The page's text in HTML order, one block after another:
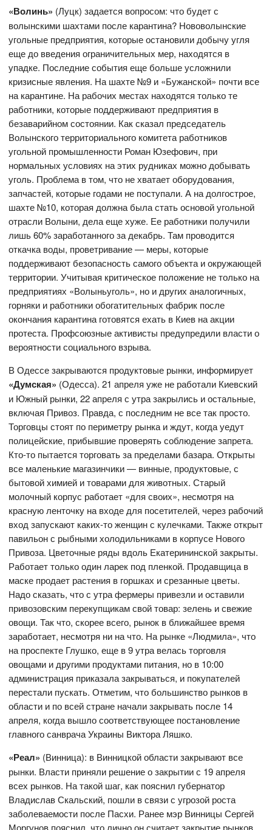
«Волинь» (Луцк) задается вопросом: что будет с
волынскими шахтами после карантина? Нововолынские
угольные предприятия, которые остановили добычу угля
еще до введения ограничительных мер, находятся в
упадке. Последние события еще больше усложнили
кризисные явления. На шахте №9 и «Бужанской» почти все
на карантине. На рабочих местах находятся только те
работники, которые поддерживают предприятия в
безаварийном состоянии. Как сказал председатель
Волынского территориального комитета работников
угольной промышленности Роман Юзефович, при
нормальных условиях на этих рудниках можно добывать
уголь. Проблема в том, что не хватает оборудования,
запчастей, которые годами не поступали. А на долгострое,
шахте №10, которая должна была стать основой угольной
отрасли Волыни, дела еще хуже. Ее работники получили
лишь 60% заработанного за декабрь. Там проводится
откачка воды, проветривание — меры, которые
поддерживают безопасность самого объекта и окружающей
территории. Учитывая критическое положение не только на
предприятиях «Волыньуголь», но и других аналогичных,
горняки и работники обогатительных фабрик после
окончания карантина готовятся ехать в Киев на акции
протеста. Профсоюзные активисты предупредили власти о
вероятности социального взрыва.
В Одессе закрываются продуктовые рынки, информирует
«Думская» (Одесса). 21 апреля уже не работали Киевский
и Южный рынки, 22 апреля с утра закрылись и остальные,
включая Привоз. Правда, с последним не все так просто.
Торговцы стоят по периметру рынка и ждут, когда уедут
полицейские, прибывшие проверять соблюдение запрета.
Кто-то пытается торговать за пределами базара. Открыты
все маленькие магазинчики — винные, продуктовые, с
бытовой химией и товарами для животных. Старый
молочный корпус работает «для своих», несмотря на
красную ленточку на входе для посетителей, через рабочий
вход запускают каких-то женщин с кулечками. Также открыт
павильон с рыбными холодильниками в корпусе Нового
Привоза. Цветочные ряды вдоль Екатерининской закрыты.
Работает только один ларек под пленкой. Продавщица в
маске продает растения в горшках и срезанные цветы.
Надо сказать, что с утра фермеры привезли и оставили
привозовским перекупщикам свой товар: зелень и свежие
овощи. Так что, скорее всего, рынок в ближайшее время
заработает, несмотря ни на что. На рынке «Людмила», что
на проспекте Глушко, еще в 9 утра велась торговля
овощами и другими продуктами питания, но в 10:00
администрация приказала закрываться, и покупателей
перестали пускать. Отметим, что большинство рынков в
области и по всей стране начали закрывать после 14
апреля, когда вышло соответствующее постановление
главного санврача Украины Виктора Ляшко.
«Реал» (Винница): в Винницкой области закрывают все
рынки. Власти приняли решение о закрытии с 19 апреля
всех рынков. На такой шаг, как пояснил губернатор
Владислав Скальский, пошли в связи с угрозой роста
заболеваемости после Пасхи. Ранее мэр Винницы Сергей